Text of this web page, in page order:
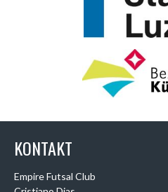
KONTAKT
Empire Futsal Club